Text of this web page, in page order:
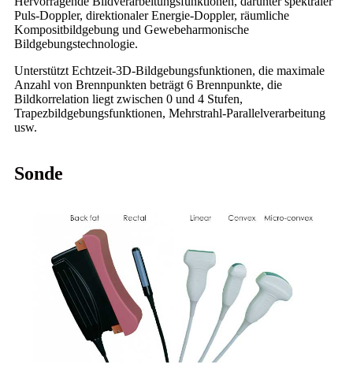
Puls-Doppler, direktionaler Energie-Doppler, räumliche
Kompositbildgebung und Gewebeharmonische
Bildgebungstechnologie.
Unterstützt Echtzeit-3D-Bildgebungsfunktionen, die maximale
Anzahl von Brennpunkten beträgt 6 Brennpunkte, die
Bildkorrelation liegt zwischen 0 und 4 Stufen,
Trapezbildgebungsfunktionen, Mehrstrahl-Parallelverarbeitung
usw.
Sonde